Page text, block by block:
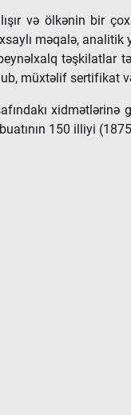
və ölkənin bir
məqalə, analitik
təşkilatlar
müxtəlif sertifikat
xidmətlərinə
150 illiyi